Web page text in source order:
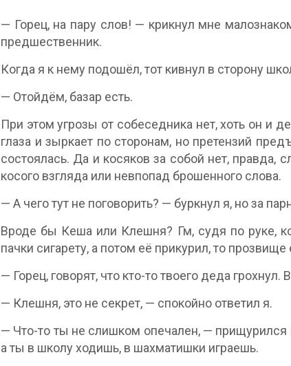
— Горец, на пару слов! — крикнул мне
предшественник.
Когда я к нему подошёл, тот кивнул в сторону
— Отойдём, базар есть.
При этом угрозы от собеседника нет, хоть он и
глаза и зыркает по сторонам, но претензий
состоялась. Да и косяков за собой нет, правда,
косого взгляда или невпопад брошенного слова.
— А чего тут не поговорить? — буркнул я, но за
Вроде бы Кеша или Клешня? Гм, судя по руке,
пачки сигарету, а потом её прикурил, то прозвище
— Горец, говорят, что кто-то твоего деда грохнул.
— Клешня, это не секрет, — спокойно ответил я.
— Что-то ты не слишком опечален, —
а ты в школу ходишь, в шахматишки играешь.